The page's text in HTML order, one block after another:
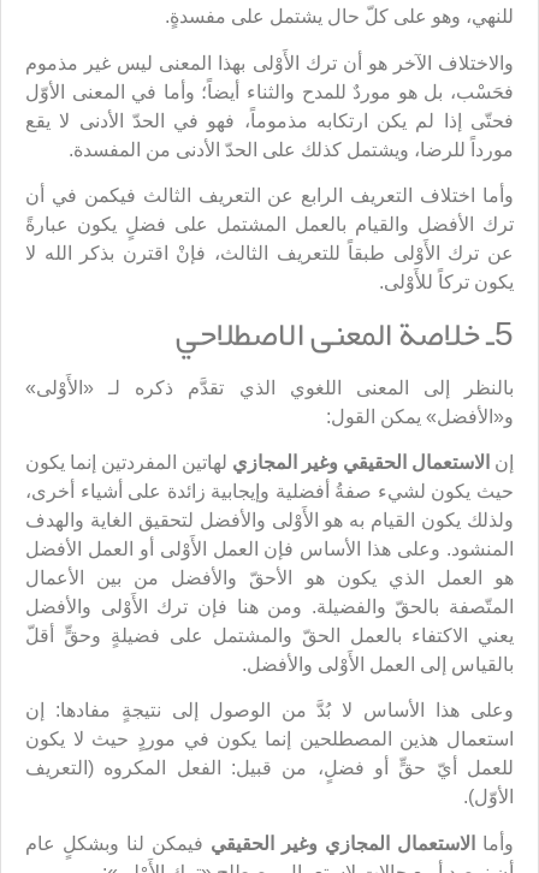
للنهي، وهو على كلّ حال يشتمل على مفسدةٍ.
والاختلاف الآخر هو أن ترك الأَوْلى بهذا المعنى ليس غير مذموم
فحَسْب، بل هو موردٌ للمدح والثناء أيضاً؛ وأما في المعنى الأوّل
فحتّى إذا لم يكن ارتكابه مذموماً، فهو في الحدّ الأدنى لا يقع
مورداً للرضا، ويشتمل كذلك على الحدّ الأدنى من المفسدة.
وأما اختلاف التعريف الرابع عن التعريف الثالث فيكمن في أن
ترك الأفضل والقيام بالعمل المشتمل على فضلٍ يكون عبارةً
عن ترك الأَوْلى طبقاً للتعريف الثالث، فإنْ اقترن بذكر الله لا
يكون تركاً للأَوْلى.
5ـ خلاصة المعنى الاصطلاحي
بالنظر إلى المعنى اللغوي الذي تقدَّم ذكره لـ «الأَوْلى»
و«الأفضل» يمكن القول:
إن الاستعمال الحقيقي وغير المجازي لهاتين المفردتين إنما يكون
حيث يكون لشيء صفةُ أفضلية وإيجابية زائدة على أشياء أخرى،
ولذلك يكون القيام به هو الأَوْلى والأفضل لتحقيق الغاية والهدف
المنشود. وعلى هذا الأساس فإن العمل الأَوْلى أو العمل الأفضل
هو العمل الذي يكون هو الأحقّ والأفضل من بين الأعمال
المتّصفة بالحقّ والفضيلة. ومن هنا فإن ترك الأَوْلى والأفضل
يعني الاكتفاء بالعمل الحقّ والمشتمل على فضيلةٍ وحقٍّ أقلّ
بالقياس إلى العمل الأَوْلى والأفضل.
وعلى هذا الأساس لا بُدَّ من الوصول إلى نتيجةٍ مفادها: إن
استعمال هذين المصطلحين إنما يكون في موردٍ حيث لا يكون
للعمل أيّ حقٍّ أو فضلٍ، من قبيل: الفعل المكروه (التعريف
الأوّل).
وأما الاستعمال المجازي وغير الحقيقي فيمكن لنا وبشكلٍ عام